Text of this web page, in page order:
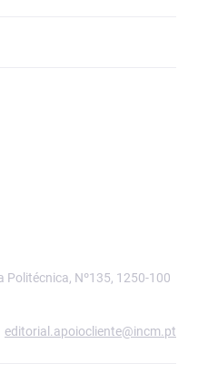
Politécnica, Nº135, 1250-100
editorial.apoiocliente@incm.pt